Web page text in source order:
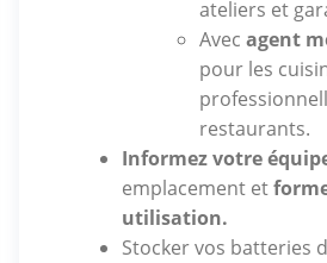
ateliers et
Avecagent
pour les
restaurants.
Informez votre
emplacement et
utilisation.
Stocker vos batteries